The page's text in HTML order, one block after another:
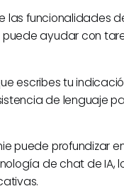
las funcionalidades
ayudar con
escribes tu
de lenguaje
puede profundizar
de chat de IA,